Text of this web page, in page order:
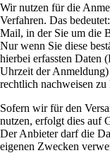
Wir nutzen für die
Verfahren. Das
Mail, in der Sie um die
Nur wenn Sie diese
hierbei erfassten Daten
Uhrzeit der
rechtlich nachweisen zu
Sofern wir für den
nutzen, erfolgt dies auf
Der Anbieter darf die
eigenen Zwecken